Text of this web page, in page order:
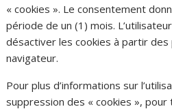
« cookies ». Le consentement
période de un (1) mois.
désactiver les cookies à partir
navigateur.
Pour plus d’informations sur
suppression des « cookies »,